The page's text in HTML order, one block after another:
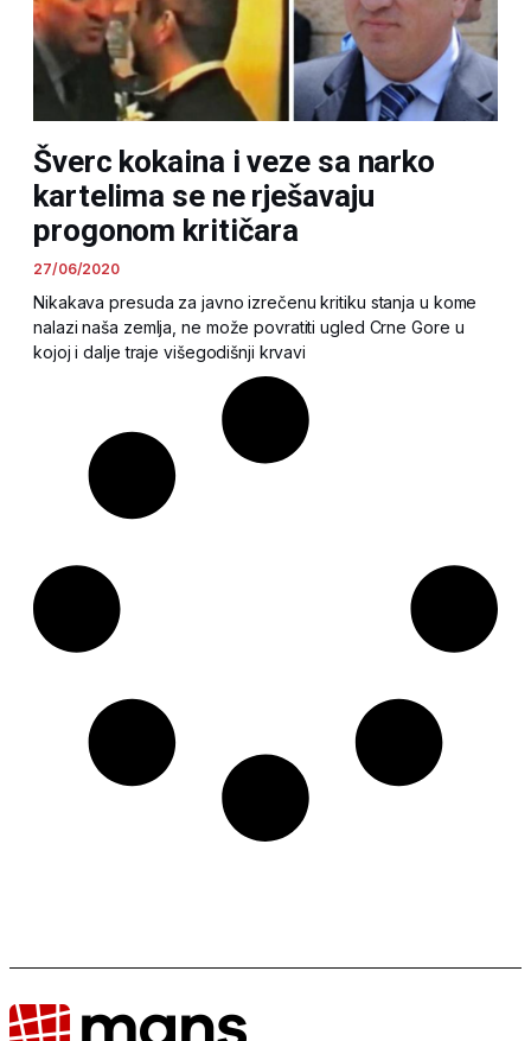
Šverc kokaina i veze sa narko
kartelima se ne rješavaju
progonom kritičara
27/06/2020
Nikakava presuda za javno izrečenu kritiku stanja u kome
nalazi naša zemlja, ne može povratiti ugled Crne Gore u
kojoj i dalje traje višegodišnji krvavi